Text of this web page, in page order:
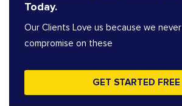
Today.
Our Clients Love us because we never
compromise on these
GET STARTED FREE